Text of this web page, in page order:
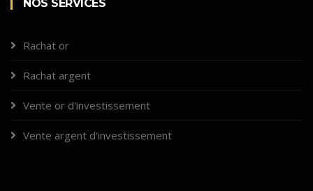
NOS SERVICES
Rachat or
Rachat argent
Vente or d'investissement
Vente argent d'investissement